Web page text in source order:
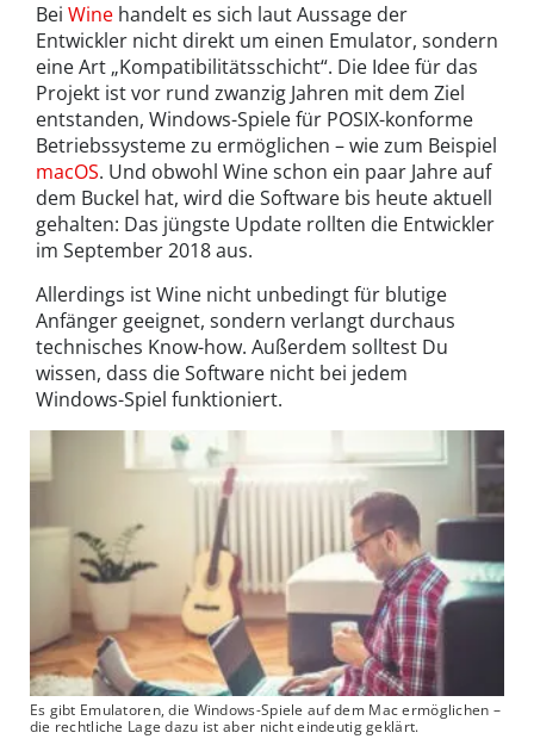
Bei Wine handelt es sich laut Aussage der
Entwickler nicht direkt um einen Emulator, sondern
eine Art „Kompatibilitätsschicht“. Die Idee für das
Projekt ist vor rund zwanzig Jahren mit dem Ziel
entstanden, Windows-Spiele für POSIX-konforme
Betriebssysteme zu ermöglichen – wie zum Beispiel
macOS. Und obwohl Wine schon ein paar Jahre auf
dem Buckel hat, wird die Software bis heute aktuell
gehalten: Das jüngste Update rollten die Entwickler
im September 2018 aus.
Allerdings ist Wine nicht unbedingt für blutige
Anfänger geeignet, sondern verlangt durchaus
technisches Know-how. Außerdem solltest Du
wissen, dass die Software nicht bei jedem
Windows-Spiel funktioniert.
Es gibt Emulatoren, die Windows-Spiele auf dem Mac ermöglichen –
die rechtliche Lage dazu ist aber nicht eindeutig geklärt.